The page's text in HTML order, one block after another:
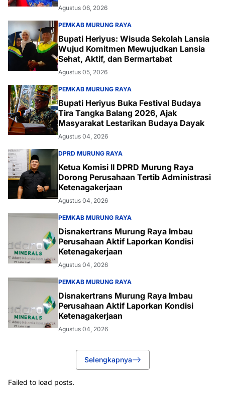
Agustus 06, 2026
PEMKAB MURUNG RAYA
Bupati Heriyus: Wisuda Sekolah Lansia
Wujud Komitmen Mewujudkan Lansia
Sehat, Aktif, dan Bermartabat
Agustus 05, 2026
PEMKAB MURUNG RAYA
Bupati Heriyus Buka Festival Budaya
Tira Tangka Balang 2026, Ajak
Masyarakat Lestarikan Budaya Dayak
Agustus 04, 2026
DPRD MURUNG RAYA
Ketua Komisi II DPRD Murung Raya
Dorong Perusahaan Tertib Administrasi
Ketenagakerjaan
Agustus 04, 2026
PEMKAB MURUNG RAYA
Disnakertrans Murung Raya Imbau
Perusahaan Aktif Laporkan Kondisi
Ketenagakerjaan
Agustus 04, 2026
PEMKAB MURUNG RAYA
Disnakertrans Murung Raya Imbau
Perusahaan Aktif Laporkan Kondisi
Ketenagakerjaan
Agustus 04, 2026
Selengkapnya
Failed to load posts.